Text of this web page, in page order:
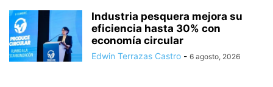
Industria pesquera mejora su
eficiencia hasta 30% con
economía circular
Edwin Terrazas Castro - 6 agosto, 2026